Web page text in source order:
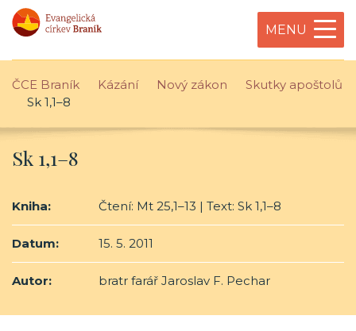
MENU
ČCE Braník Kázání Nový zákon
Skutky apoštolů
Sk 1,1–8
Sk 1,1–8
Kniha: Čtení: Mt 25,1–13 | Text: Sk 1,1–8
Datum: 15. 5. 2011
Autor: bratr farář Jaroslav F. Pechar